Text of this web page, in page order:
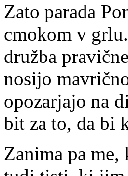
Zato parada
cmokom v
družba
nosijo
opozarjajo na
bit za to, da bi
Zanima pa